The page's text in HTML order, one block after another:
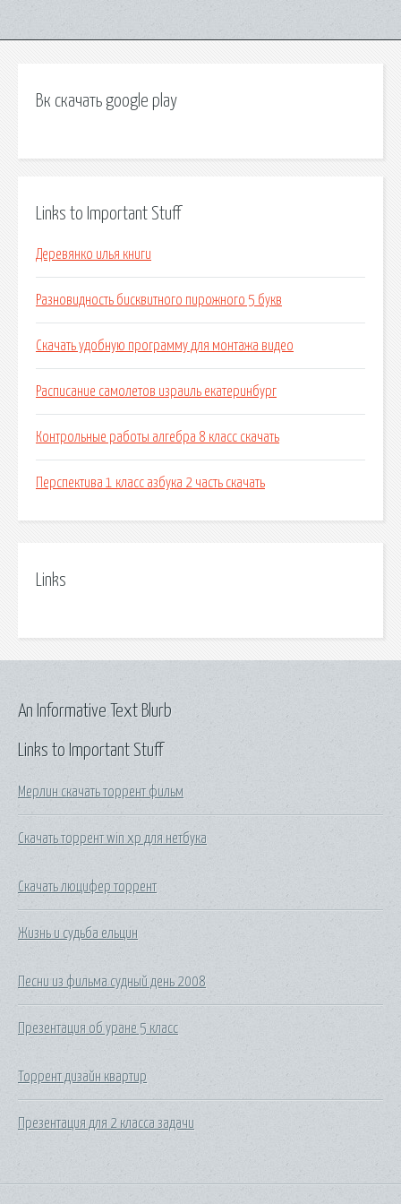
Вк скачать google play
Links to Important Stuff
Деревянко илья книги
Разновидность бисквитного пирожного 5 букв
Скачать удобную программу для монтажа видео
Расписание самолетов израиль екатеринбург
Контрольные работы алгебра 8 класс скачать
Перспектива 1 класс азбука 2 часть скачать
Links
Links to Important Stuff
Мерлин скачать торрент фильм
Скачать торрент win xp для нетбука
Скачать люцифер торрент
Жизнь и судьба ельцин
Песни из фильма судный день 2008
Презентация об уране 5 класс
Торрент дизайн квартир
Презентация для 2 класса задачи
An Informative Text Blurb